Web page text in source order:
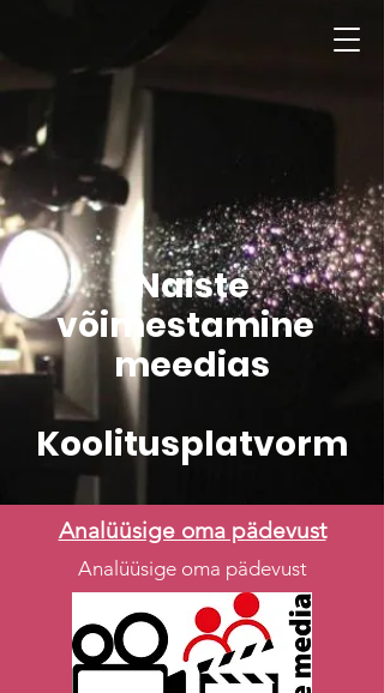
Naiste
võimestamine
meedias
Koolitusplatvorm
Analüüsige oma pädevust
Analüüsige oma pädevust